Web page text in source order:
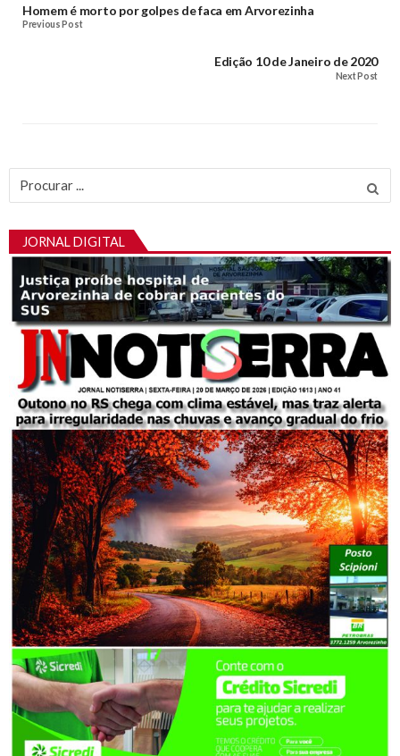
Homem é morto por golpes de faca em Arvorezinha
Previous Post
Edição 10 de Janeiro de 2020
Next Post
Procurar
JORNAL DIGITAL